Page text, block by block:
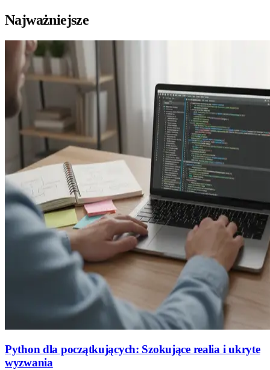
Najważniejsze
Python dla początkujących: Szokujące realia i ukryte
wyzwania